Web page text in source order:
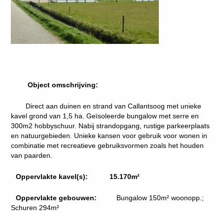
Object omschrijving:
Direct aan duinen en strand van Callantsoog met unieke
kavel grond van 1,5 ha. Geïsoleerde bungalow met serre en
300m2 hobbyschuur. Nabij strandopgang, rustige parkeerplaats
en natuurgebieden. Unieke kansen voor gebruik voor wonen in
combinatie met recreatieve gebruiksvormen zoals het houden
van paarden.
Oppervlakte kavel(s): 15.170m²
Oppervlakte gebouwen:
Bungalow 150m² woonopp.;
Schuren 294m²